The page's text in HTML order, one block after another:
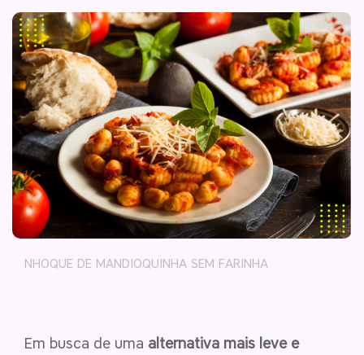
NHOQUE DE MANDIOQUINHA SEM FARINHA
Em busca de uma alternativa mais leve e